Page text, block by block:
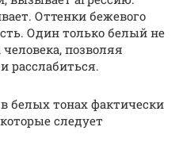
Оттенки бежевого
Один только белый не
позволяя
расслабиться.
белых тонах фактически
следует